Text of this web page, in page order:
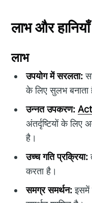
लाभ और हानियाँ
लाभ
उपयोग में सरलता:
के लिए सुलभ बनाता
उन्नत उपकरण:
अंतर्दृष्टियों के लिए
है।
उच्च गति प्रक्रिया:
करता है।
समग्र समर्थन:इसमें